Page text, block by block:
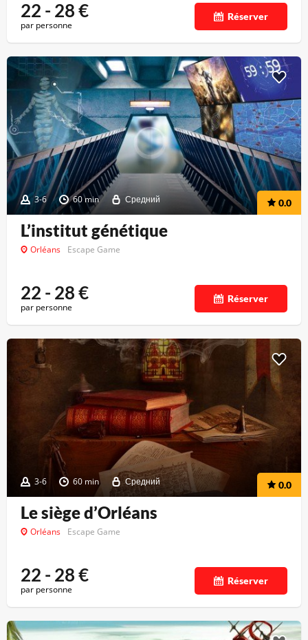
22 - 28€
par personne
Réserver
3-6 60 min Средний 0.0
L’institut génétique
Orléans Escape Game
22 - 28€
par personne
Réserver
3-6 60 min Средний 0.0
Le siège d’Orléans
Orléans Escape Game
22 - 28€
par personne
Réserver